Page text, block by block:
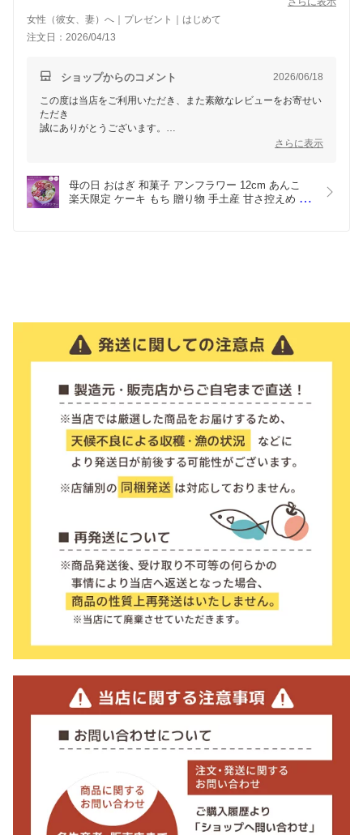
女性（彼女、妻）へ｜プレゼント｜はじめて
注文日：2026/04/13
ショップからのコメント 2026/06/18
この度は当店をご利用いただき、また素敵なレビューをお寄せい
ただき
誠にありがとうございます。
お贈り先様にも「食べるのがもったいない」と感じていただける
ほど
喜んでいただけたとのこと、スタッフ一同とても嬉しく拝見いた
さらに表示
母の日 おはぎ 和菓子 アンフラワー 12cm あんこ
楽天限定 ケーキ もち 贈り物 手土産 甘さ控えめ 御